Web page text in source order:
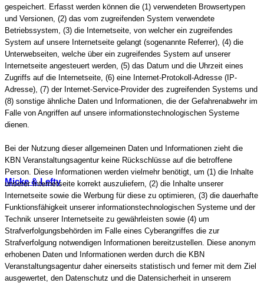
Micke & Lefty
gespeichert. Erfasst werden können die (1) verwendeten Browsertypen
und Versionen, (2) das vom zugreifenden System verwendete
Betriebssystem, (3) die Internetseite, von welcher ein zugreifendes
System auf unsere Internetseite gelangt (sogenannte Referrer), (4) die
Unterwebseiten, welche über ein zugreifendes System auf unserer
Internetseite angesteuert werden, (5) das Datum und die Uhrzeit eines
Zugriffs auf die Internetseite, (6) eine Internet-Protokoll-Adresse (IP-
Adresse), (7) der Internet-Service-Provider des zugreifenden Systems und
(8) sonstige ähnliche Daten und Informationen, die der Gefahrenabwehr im
Falle von Angriffen auf unsere informationstechnologischen Systeme
dienen.
Bei der Nutzung dieser allgemeinen Daten und Informationen zieht die
KBN Veranstaltungsagentur keine Rückschlüsse auf die betroffene
Person. Diese Informationen werden vielmehr benötigt, um (1) die Inhalte
unserer Internetseite korrekt auszuliefern, (2) die Inhalte unserer
Internetseite sowie die Werbung für diese zu optimieren, (3) die dauerhafte
Funktionsfähigkeit unserer informationstechnologischen Systeme und der
Technik unserer Internetseite zu gewährleisten sowie (4) um
Strafverfolgungsbehörden im Falle eines Cyberangriffes die zur
Strafverfolgung notwendigen Informationen bereitzustellen. Diese anonym
erhobenen Daten und Informationen werden durch die KBN
Veranstaltungsagentur daher einerseits statistisch und ferner mit dem Ziel
ausgewertet, den Datenschutz und die Datensicherheit in unserem